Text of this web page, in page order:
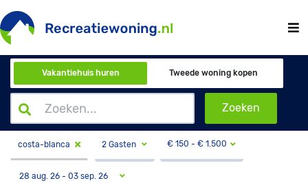
Vakantiehuis huren Tweede woning kopen
Zoeken
costa-blanca 2 Gasten € 150 - € 1.500